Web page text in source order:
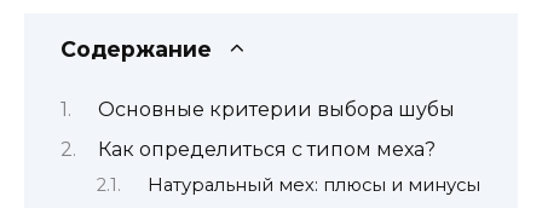
Содержание
Основные критерии выбора шубы
Как определиться с типом меха?
Натуральный мех: плюсы и минусы